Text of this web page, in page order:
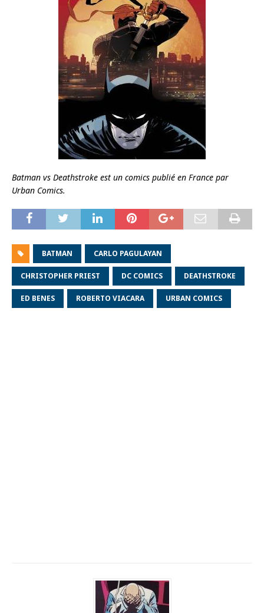
Batman vs Deathstroke est un comics publié en France par
Urban Comics.
BATMAN CARLO PAGULAYAN
CHRISTOPHER PRIEST DC COMICS DEATHSTROKE
ED BENES ROBERTO VIACARA URBAN COMICS